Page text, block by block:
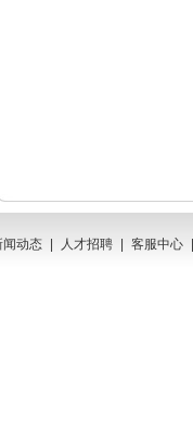
闻动态 人才招聘 客服中心